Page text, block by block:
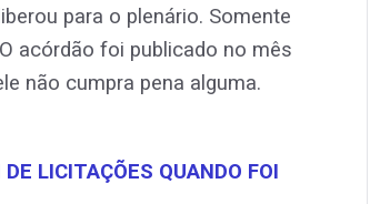
para o plenário. Somente
acórdão foi publicado no mês
não cumpra pena alguma.
LICITAÇÕES QUANDO FOI